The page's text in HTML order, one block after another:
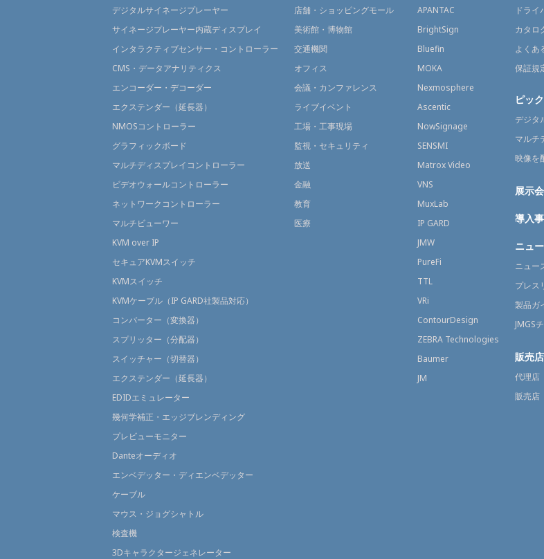
デジタルサイネージプレーヤー
サイネージプレーヤー内蔵ディスプレイ
インタラクティブセンサー・コントローラー
CMS・データアナリティクス
エンコーダー・デコーダー
エクステンダー（延長器）
NMOSコントローラー
グラフィックボード
マルチディスプレイコントローラー
ビデオウォールコントローラー
ネットワークコントローラー
マルチビューワー
KVM over IP
セキュアKVMスイッチ
KVMスイッチ
KVMケーブル（IP GARD社製品対応）
コンバーター（変換器）
スプリッター（分配器）
スイッチャー（切替器）
エクステンダー（延長器）
EDIDエミュレーター
幾何学補正・エッジブレンディング
プレビューモニター
Danteオーディオ
エンベデッター・ディエンベデッター
ケーブル
マウス・ジョグシャトル
検査機
3Dキャラクタージェネレーター
店舗・ショッピングモール
美術館・博物館
交通機関
オフィス
会議・カンファレンス
ライブイベント
工場・工事現場
監視・セキュリティ
放送
金融
教育
医療
APANTAC
BrightSign
Bluefin
MOKA
Nexmosphere
Ascentic
NowSignage
SENSMI
Matrox Video
VNS
MuxLab
IP GARD
JMW
PureFi
TTL
VRi
ContourDesign
ZEBRA Technologies
Baumer
JM
ドラ
カタロ
よくあ
保証規
ピッ
デジタ
マルチ
映像を
展示
導入
ニュ
ニュー
プレス
製品ガ
JMGS
販売
代理店
販売店